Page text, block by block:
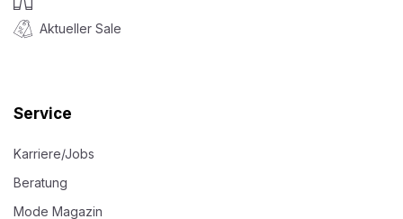
Aktueller Sale
Service
Karriere/Jobs
Beratung
Mode Magazin